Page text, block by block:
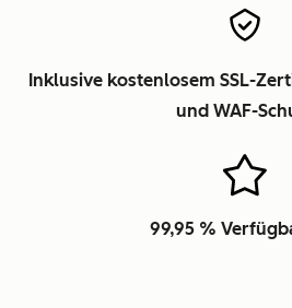
Inklusive kostenlosem SSL-
und WAF-
99,95 %